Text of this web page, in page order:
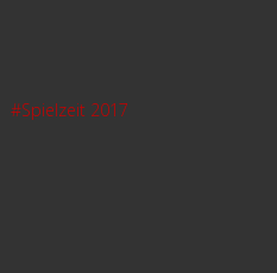
#Spielzeit 2017